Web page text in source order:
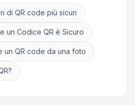
di QR code più sicuri
un Codice QR è Sicuro
un QR code da una foto